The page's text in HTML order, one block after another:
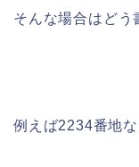
そんな場合はどう
例えば2234番地